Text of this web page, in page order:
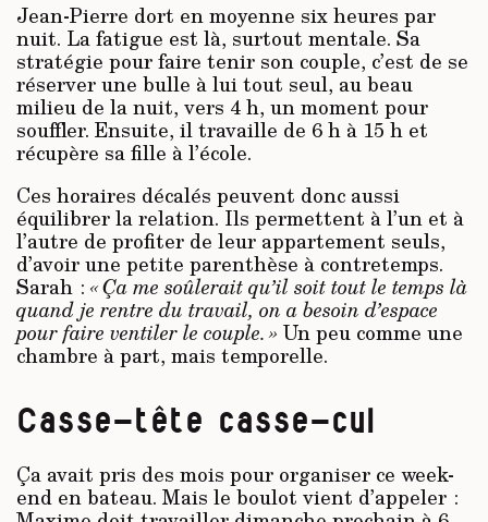
Jean-Pierre dort en moyenne six heures par
nuit. La fatigue est là, surtout mentale. Sa
stratégie pour faire tenir son couple, c’est de se
réserver une bulle à lui tout seul, au beau
milieu de la nuit, vers 4 h, un moment pour
souffler. Ensuite, il travaille de 6 h à 15 h et
récupère sa fille à l’école.
Ces horaires décalés peuvent donc aussi
équilibrer la relation. Ils permettent à l’un et à
l’autre de profiter de leur appartement seuls,
d’avoir une petite parenthèse à contretemps.
Sarah : « Ça me soûleraitqu’il soit tout le temps là
quand je rentre du travail, on a besoin d’espace
pour faire ventiler le couple. » Un peu comme une
chambre à part, mais temporelle.
Casse-tête casse-cul
Ça avait pris des mois pour organiser ce week-
end en bateau. Mais le boulot vient d’appeler :